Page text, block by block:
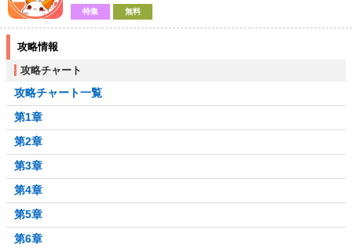
特集 無料
攻略情報
攻略チャート
攻略チャート一覧
第1章
第2章
第3章
第4章
第5章
第6章